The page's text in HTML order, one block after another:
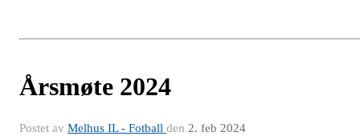
Årsmøte 2024
Postet av Melhus IL - Fotball den 2. feb 2024